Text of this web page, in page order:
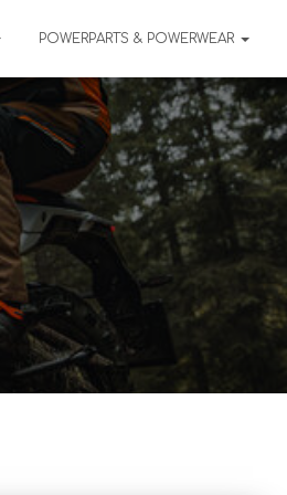
POWERPARTS & POWERWEAR